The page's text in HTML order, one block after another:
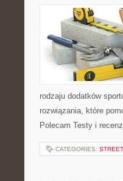
rodzaju dodatków
rozwiązania, które
Polecam Testy i
CATEGORIES: